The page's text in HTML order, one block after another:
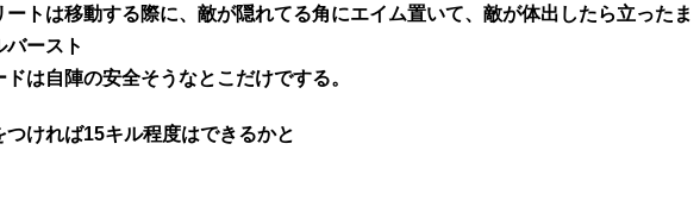
ートは移動する際に、敵が隠れてる角にエイム置いて、敵が体出したら立ったま
バースト
は自陣の安全そうなとこだけでする。
つければ15キル程度はできるかと